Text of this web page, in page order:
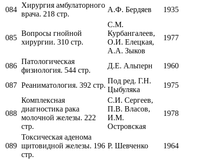
084
Хирургия амбулаторного
врача. 218 стр.
А.Ф. Бердяев 1935
085
Вопросы гнойной
хирургии. 310 стр.
С.М.
Курбангалеев,
О.И. Елецкая,
А.А. Зыков
1977
086
Патологическая
физиология. 544 стр.
Д.Е. Альперн 1960
087 Реаниматология. 392 стр.
Под ред. Г.Н.
Цыбуляка
1975
088
Комплексная
диагностика рака
молочной железы. 222
стр.
С.И. Сергеев,
П.В. Власов,
И.М.
Островская
1978
089
Токсическая аденома
щитовидной железы. 196
стр.
Р. Шевченко 1964